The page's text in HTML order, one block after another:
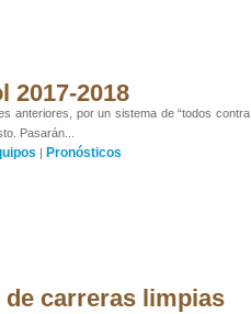
2017-2018
anteriores, por un sistema de “todos contra
Pasarán...
| Pronósticos
carreras limpias